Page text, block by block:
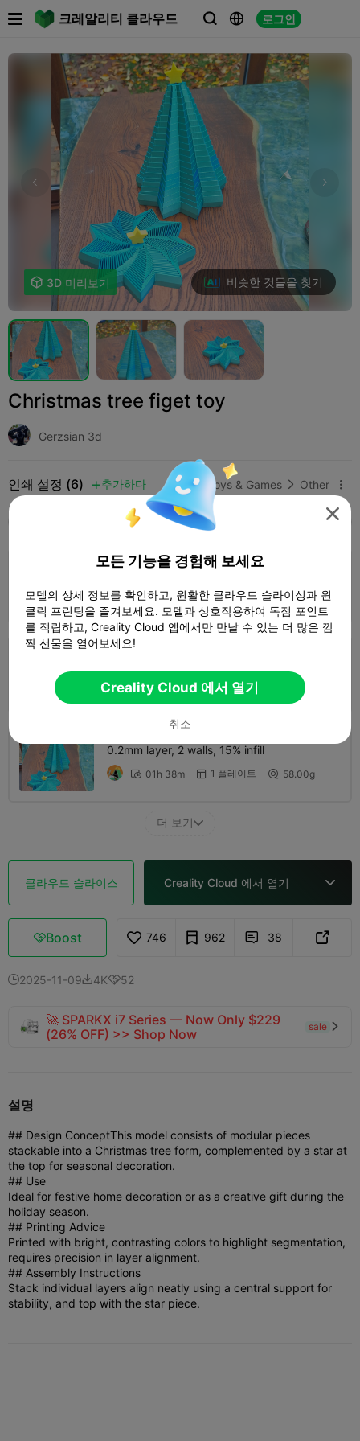
크레알리티 클라우드   로그인
 
 3D 미리보기 비슷한 것들을 찾기
Christmas tree figet toy
Gerzsian 3d
인쇄 설정 (6)  추가하다 Toys & Games  Other 
K2 Plus K2 Pro
0.2mm layer, 2 walls, 15% infill
 01h 59m  1 플레이트  62.31g
 01h 38m  1 플레이트 58.05g
0.2mm layer, 2 walls, 15% infill
 01h 38m  1 플레이트  58.00g
더 보기
클라우드 슬라이스 Creality Cloud 에서 열기 
Boost 746 962  38 
2025-11-094K52
🚀 SPARKX i7 Series — Now Only $229
(26% OFF) >> Shop Now
sale 
설명
## Design ConceptThis model consists of modular pieces
stackable into a Christmas tree form, complemented by a star at
the top for seasonal decoration.
## Use
Ideal for festive home decoration or as a creative gift during the
holiday season.
## Printing Advice
Printed with bright, contrasting colors to highlight segmentation,
requires precision in layer alignment.
## Assembly Instructions
Stack individual layers align neatly using a central support for
stability, and top with the star piece.

모든 기능을 경험해 보세요
모델의 상세 정보를 확인하고, 원활한 클라우드 슬라이싱과 원
클릭 프린팅을 즐겨보세요. 모델과 상호작용하여 독점 포인트
를 적립하고, Creality Cloud 앱에서만 만날 수 있는 더 많은 깜
짝 선물을 열어보세요!
Creality Cloud 에서 열기
취소